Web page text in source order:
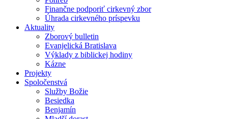
Finančne podporiť cirkevný zbor
Úhrada cirkevného príspevku
Aktuality
Zborový bulletin
Evanjelická Bratislava
Výklady z biblickej hodiny
Kázne
Projekty
Spoločenstvá
Služby Božie
Besiedka
Benjamín